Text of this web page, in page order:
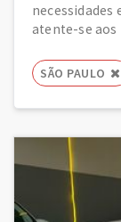
necessidades
atente-se aos
SÃO PAULO